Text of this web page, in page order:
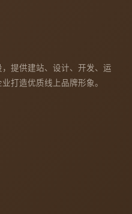
提供建站、设计、开发、运
打造优质线上品牌形象。